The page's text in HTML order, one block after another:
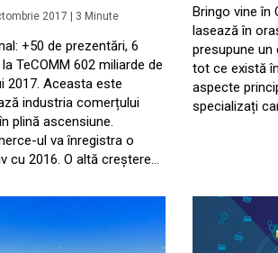
2017 3 Minute
+50 de prezentări, 6
TeCOMM 602 miliarde de
2017. Aceasta este
industria comerțului
plină ascensiune.
ul va înregistra o
cu 2016. O altă creștere…
Bringo vine în
lasează în
presupune
tot ce există
aspecte
specializați